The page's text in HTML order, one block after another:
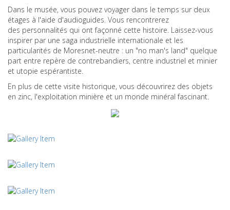
Dans le musée, vous pouvez voyager dans le temps sur deux
étages à l'aide d'audioguides. Vous rencontrerez
des personnalités qui ont façonné cette histoire. Laissez-vous
inspirer par une saga industrielle internationale et les
particularités de Moresnet-neutre : un "no man's land" quelque
part entre repère de contrebandiers, centre industriel et minier
et utopie espérantiste.
En plus de cette visite historique, vous découvrirez des objets
en zinc, l'exploitation minière et un monde minéral fascinant.